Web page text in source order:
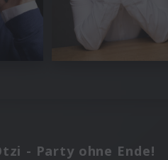
- Party ohne Ende!